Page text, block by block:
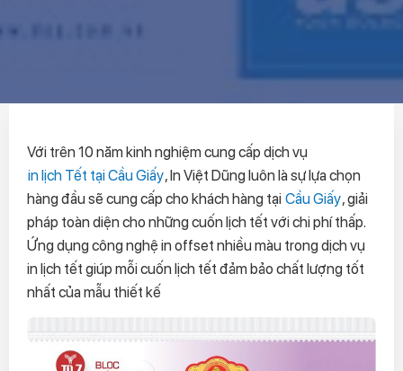
Với trên 10 năm kinh nghiệm cung cấp dịch vụ
in lịch Tết tại Cầu Giấy, In Việt Dũng luôn là sự lựa chọn
hàng đầu sẽ cung cấp cho khách hàng tại Cầu Giấy, giải
pháp toàn diện cho những cuốn lịch tết với chi phí thấp.
Ứng dụng công nghệ in offset nhiều màu trong dịch vụ
in lịch tết giúp mỗi cuốn lịch tết đảm bảo chất lượng tốt
nhất của mẫu thiết kế